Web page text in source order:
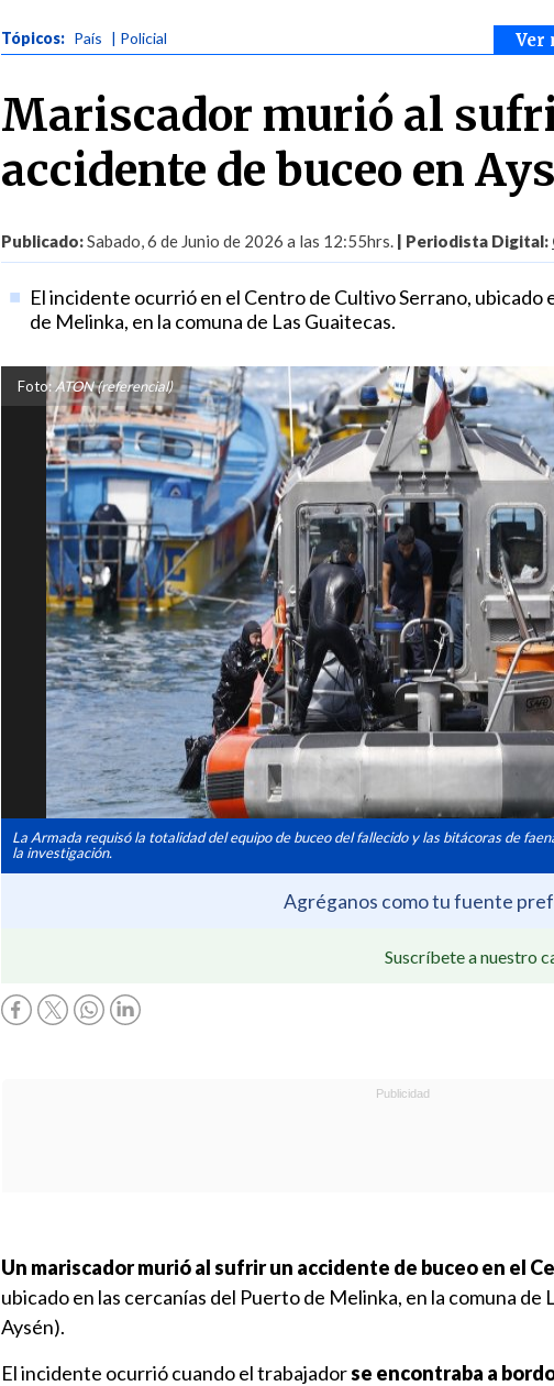
Ver
Tópicos: País | Policial
Mariscador murió al
accidente de buceo en
Publicado:Sabado, 6 de Junio de 2026 a las 12:55hrs. | Periodista Digital:
El incidente ocurrió en el Centro de Cultivo Serrano, ubicado
de Melinka, en la comuna de Las Guaitecas.
Foto:ATON (referencial)
La Armada requisó la totalidad del equipo de buceo del fallecido y las bitácoras de
la investigación.
Agréganos como tu fuente
Suscríbete a nuestro
Un mariscador murió al sufrir un accidente de buceo en el
ubicado en las cercanías del Puerto de Melinka, en la comuna de
Aysén).
El incidente ocurrió cuando el trabajadorse encontraba a